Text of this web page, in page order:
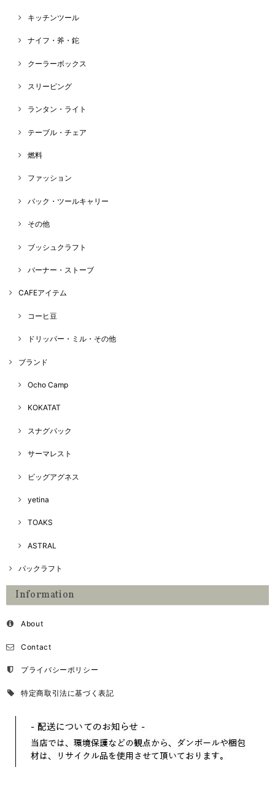
キッチンツール
ナイフ・斧・鉈
クーラーボックス
スリーピング
ランタン・ライト
テーブル・チェア
燃料
ファッション
バック・ツールキャリー
その他
ブッシュクラフト
バーナー・ストーブ
CAFEアイテム
コーヒ豆
ドリッパー・ミル・その他
ブランド
Ocho Camp
KOKATAT
スナグパック
サーマレスト
ビッグアグネス
yetina
TOAKS
ASTRAL
パックラフト
Information
About
Contact
プライバシーポリシー
特定商取引法に基づく表記